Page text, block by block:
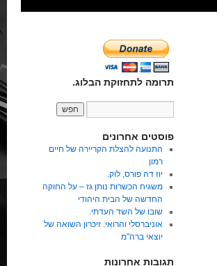
תרומה לתחזוקת הבלוג.
פוסטים אחרונים
התנועה להצלת הקריירה של חיים
רמון
יוז דה פורס, לוק.
משגיח הכשרות נותן גז – על החוקה
החדשה של הבית היהודי
שובו של השד העדתי.
אוניברסלי והרואי. זיכרון השואה של
יוצאי ברה"מ
תגובות אחרונות